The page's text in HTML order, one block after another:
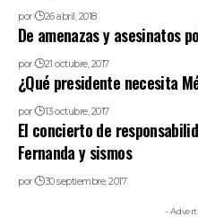
por 26 abril, 2018
De amenazas y asesinatos
por 21 octubre, 2017
¿Qué presidente necesita
por 13 octubre, 2017
El concierto de
Fernanda y sismos
por 30 septiembre, 2017
-